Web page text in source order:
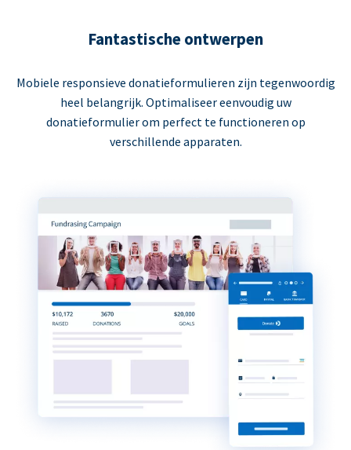
Fantastische ontwerpen
Mobiele responsieve donatieformulieren zijn tegenwoordig
heel belangrijk. Optimaliseer eenvoudig uw
donatieformulier om perfect te functioneren op
verschillende apparaten.